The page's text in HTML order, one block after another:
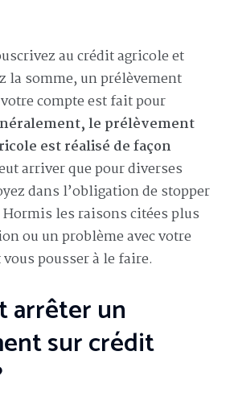
au crédit agricole et
la somme, un prélèvement
compte est fait pour
le prélèvement
est réalisé de façon
arriver que pour diverses
dans l’obligation de stopper
les raisons citées plus
ou un problème avec votre
pousser à le faire.
arrêter un
sur crédit